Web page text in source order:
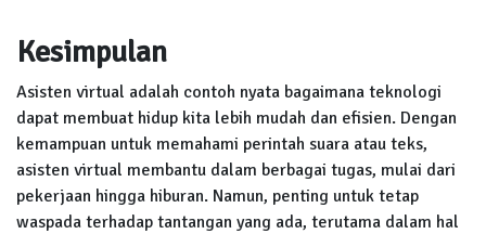
Kesimpulan
Asisten virtual adalah contoh nyata bagaimana teknologi
dapat membuat hidup kita lebih mudah dan efisien. Dengan
kemampuan untuk memahami perintah suara atau teks,
asisten virtual membantu dalam berbagai tugas, mulai dari
pekerjaan hingga hiburan. Namun, penting untuk tetap
waspada terhadap tantangan yang ada, terutama dalam hal